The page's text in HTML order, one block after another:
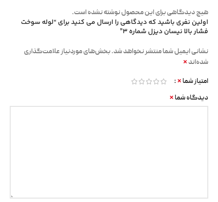
هیچ دیدگاهی برای این محصول نوشته نشده است.
اولین نفری باشید که دیدگاهی را ارسال می کنید برای “لوله سوخت
فشار بالا نیسان دیزل شماره 3”
نشانی ایمیل شما منتشر نخواهد شد.بخش‌های موردنیاز علامت‌گذاری
شده‌اند *
امتیاز شما *
دیدگاه شما *